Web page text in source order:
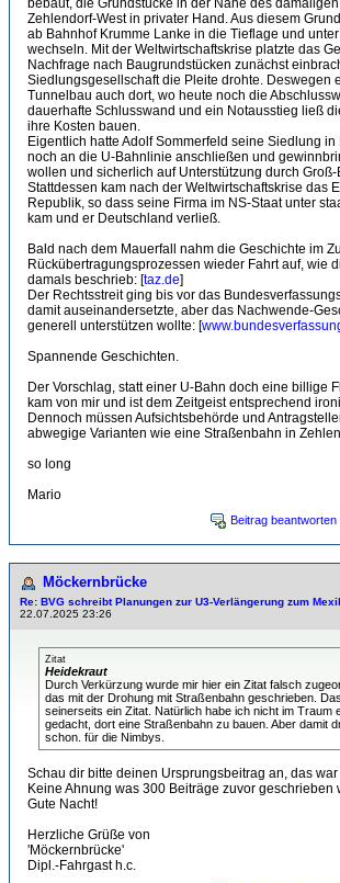
bebaut, die Grundstücke in der Nähe des
Zehlendorf-West in privater Hand. Aus diesem
ab Bahnhof Krumme Lanke in die Tieflage und
wechseln. Mit der Weltwirtschaftskrise platzte das
Nachfrage nach Baugrundstücken zunächst
Siedlungsgesellschaft die Pleite drohte. Deswegen
Tunnelbau auch dort, wo heute noch die
dauerhafte Schlusswand und ein Notausstieg ließ
ihre Kosten bauen.
Eigentlich hatte Adolf Sommerfeld seine Siedlung
noch an die U-Bahnlinie anschließen und
wollen und sicherlich auf Unterstützung durch
Stattdessen kam nach der Weltwirtschaftskrise das
Republik, so dass seine Firma im NS-Staat unter
kam und er Deutschland verließ.
Bald nach dem Mauerfall nahm die Geschichte im
Rückübertragungsprozessen wieder Fahrt auf, wie
damals beschrieb: [taz.de]
Der Rechtsstreit ging bis vor das
damit auseinandersetzte, aber das Nachwende-
generell unterstützen wollte: [
Spannende Geschichten.
Der Vorschlag, statt einer U-Bahn doch eine billige
kam von mir und ist dem Zeitgeist entsprechend
Dennoch müssen Aufsichtsbehörde und
abwegige Varianten wie eine Straßenbahn in
so long
Mario
Beitrag beantworten
Möckernbrücke
Re: BVG schreibt Planungen zur U3-Verlängerung zum
22.07.2025 23:26
Zitat
Heidekraut
Durch Verkürzung wurde mir hier ein Zitat falsch
das mit der Drohung mit Straßenbahn geschrieben.
seinerseits ein Zitat. Natürlich habe ich nicht im Traum
gedacht, dort eine Straßenbahn zu bauen. Aber damit
schon. für die Nimbys.
Schau dir bitte deinen Ursprungsbeitrag an, das
Keine Ahnung was 300 Beiträge zuvor geschrieben
Gute Nacht!
Herzliche Grüße von
'Möckernbrücke'
Dipl.-Fahrgast h.c.